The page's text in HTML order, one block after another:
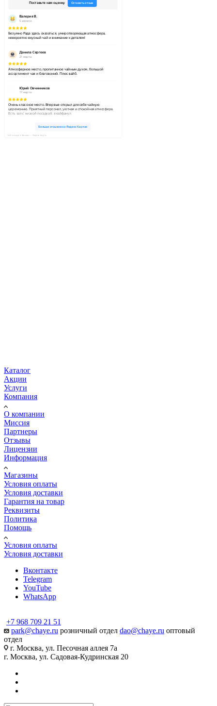
ЧаЕ на карте Москвы — Яндекс Карты
Каталог
Акции
Услуги
Компания
О компании
Миссия
Партнеры
Отзывы
Лицензии
Информация
Магазины
Условия оплаты
Условия доставки
Гарантия на товар
Реквизиты
Политика
Помощь
Условия оплаты
Условия доставки
Вконтакте
Telegram
YouTube
WhatsApp
+7 968 709 21 51
park@chaye.ru розничный отдел dao@chaye.ru оптовый
отдел
г. Москва, ул. Песочная аллея 7а
г. Москва, ул. Садовая-Кудринская 20